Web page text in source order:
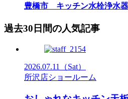
豊橋市 キッチン水栓浄水
過去30日間の人気記事
2026.07.11
（Sat）
所沢店ショールーム